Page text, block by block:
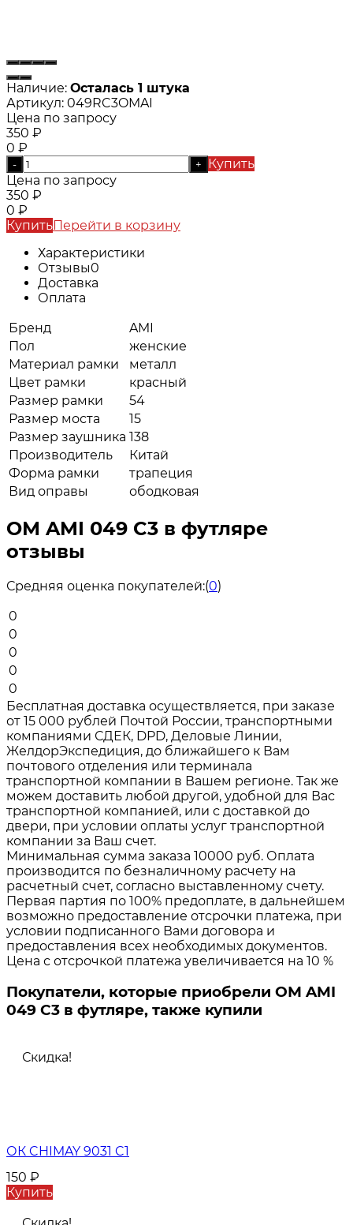
Наличие: Осталась 1 штука
Артикул: 049RC3OMAI
Цена по запросу
350 ₽
0 ₽
- +
Купить
Цена по запросу
350 ₽
0 ₽
КупитьПерейти в корзину
Характеристики
Отзывы0
Доставка
Оплата
Бренд
AMI
Пол
женские
Материал рамки
металл
Цвет рамки
красный
Размер рамки
54
Размер моста
15
Размер заушника 138
Производитель
Китай
Форма рамки
трапеция
Вид оправы
ободковая
ОМ AMI 049 C3 в футляре
отзывы
Средняя оценка покупателей:(0)
0
0
0
0
0
Бесплатная доставка осуществляется, при заказе
от 15 000 рублей Почтой России, транспортными
компаниями СДЕК, DPD, Деловые Линии,
ЖелдорЭкспедиция, до ближайшего к Вам
почтового отделения или терминала
транспортной компании в Вашем регионе. Так же
можем доставить любой другой, удобной для Вас
транспортной компанией, или с доставкой до
двери, при условии оплаты услуг транспортной
компании за Ваш счет.
Минимальная сумма заказа 10000 руб. Оплата
производится по безналичному расчету на
расчетный счет, согласно выставленному счету.
Первая партия по 100% предоплате, в дальнейшем
возможно предоставление отсрочки платежа, при
условии подписанного Вами договора и
предоставления всех необходимых документов.
Цена с отсрочкой платежа увеличивается на 10 %
Покупатели, которые приобрели ОМ AMI
049 C3 в футляре, также купили
Скидка!
ОК CHIMAY 9031 C1
150 ₽
Купить